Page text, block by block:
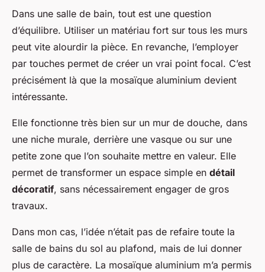
Dans une salle de bain, tout est une question
d’équilibre. Utiliser un matériau fort sur tous les murs
peut vite alourdir la pièce. En revanche, l’employer
par touches permet de créer un vrai point focal. C’est
précisément là que la mosaïque aluminium devient
intéressante.
Elle fonctionne très bien sur un mur de douche, dans
une niche murale, derrière une vasque ou sur une
petite zone que l’on souhaite mettre en valeur. Elle
permet de transformer un espace simple en détail
décoratif, sans nécessairement engager de gros
travaux.
Dans mon cas, l’idée n’était pas de refaire toute la
salle de bains du sol au plafond, mais de lui donner
plus de caractère. La mosaïque aluminium m’a permis